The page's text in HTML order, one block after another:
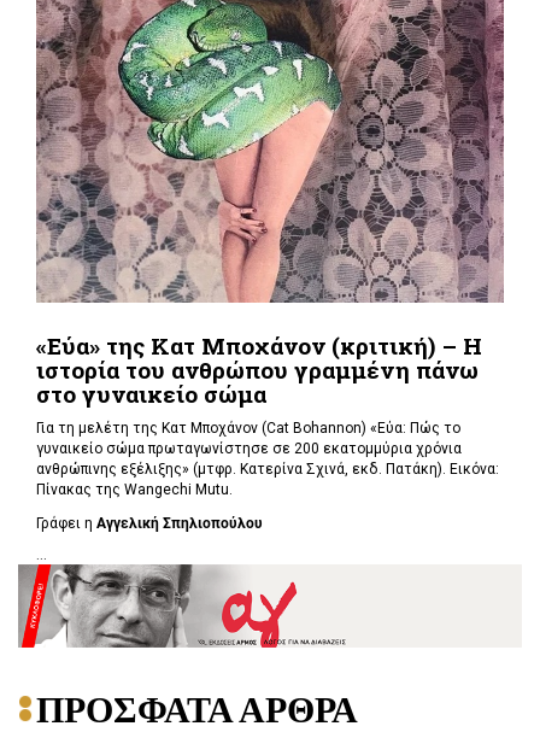
«Εύα» της Κατ Μποχάνον (κριτική) – Η
ιστορία του ανθρώπου γραμμένη πάνω
στο γυναικείο σώμα
Για τη μελέτη της Κατ Μποχάνον (Cat Bohannon) «Εύα: Πώς το
γυναικείο σώμα πρωταγωνίστησε σε 200 εκατομμύρια χρόνια
ανθρώπινης εξέλιξης» (μτφρ. Κατερίνα Σχινά, εκδ. Πατάκη). Εικόνα:
Πίνακας της Wangechi Mutu.
Γράφει η Αγγελική Σπηλιοπούλου
...
ΠΡΟΣΦΑΤΑ ΑΡΘΡΑ